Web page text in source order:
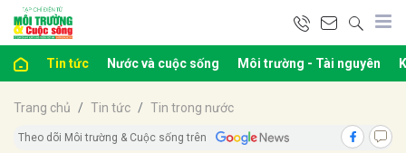
Tin tức Nước và cuộc sống Môi trường - Tài nguyên
Trang chủ Tin tức Tin trong nước
Theo dõi Môi trường & Cuộc sống trên